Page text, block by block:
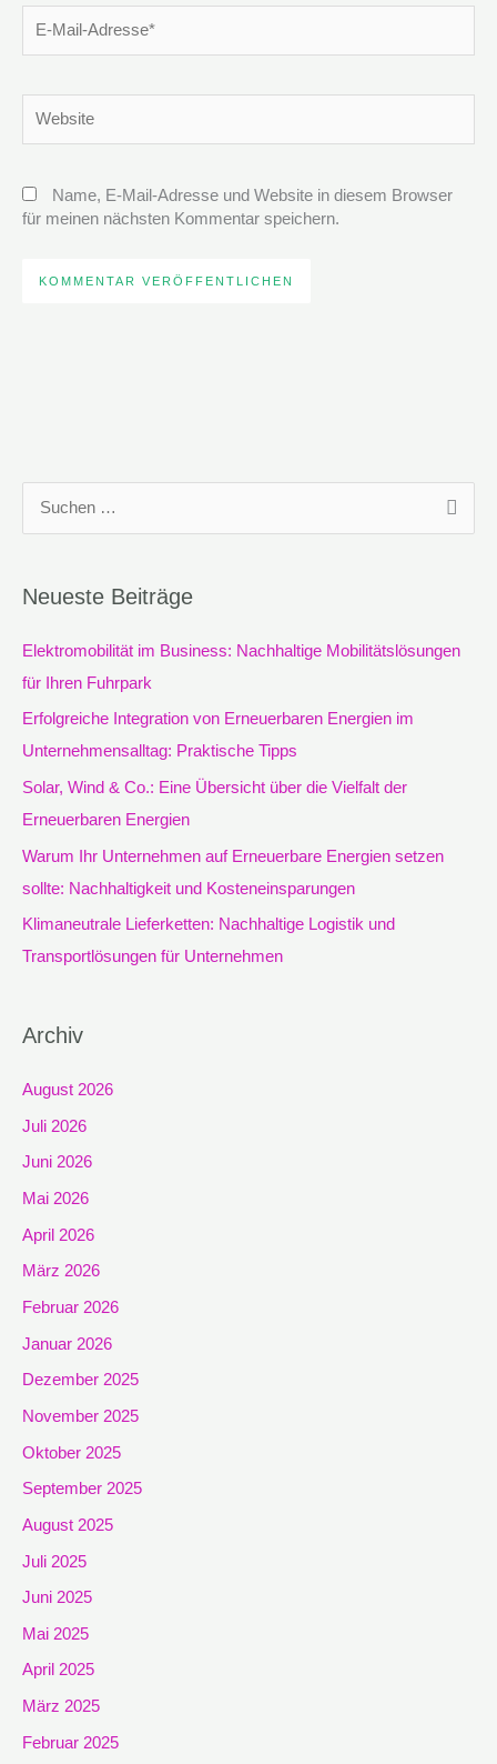
Mail-
Name, E-Mail-Adresse und Website in diesem Browser
für meinen nächsten Kommentar speichern.
h
e
n
Neueste Beiträge
Elektromobilität im Business: Nachhaltige Mobilitätslösungen
für Ihren Fuhrpark
Erfolgreiche Integration von Erneuerbaren Energien im
Unternehmensalltag: Praktische Tipps
Solar, Wind & Co.: Eine Übersicht über die Vielfalt der
Erneuerbaren Energien
Warum Ihr Unternehmen auf Erneuerbare Energien setzen
sollte: Nachhaltigkeit und Kosteneinsparungen
Klimaneutrale Lieferketten: Nachhaltige Logistik und
Transportlösungen für Unternehmen
Archiv
August 2026
Juli 2026
Juni 2026
Mai 2026
April 2026
März 2026
Februar 2026
Januar 2026
Dezember 2025
November 2025
Oktober 2025
September 2025
August 2025
Juli 2025
Juni 2025
Mai 2025
April 2025
März 2025
Februar 2025